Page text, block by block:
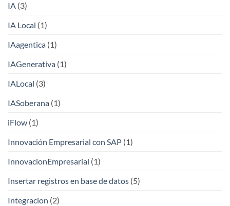
IA (3)
IA Local (1)
IAagentica (1)
IAGenerativa (1)
IALocal (3)
IASoberana (1)
iFlow (1)
Innovación Empresarial con SAP (1)
InnovacionEmpresarial (1)
Insertar registros en base de datos (5)
Integracion (2)